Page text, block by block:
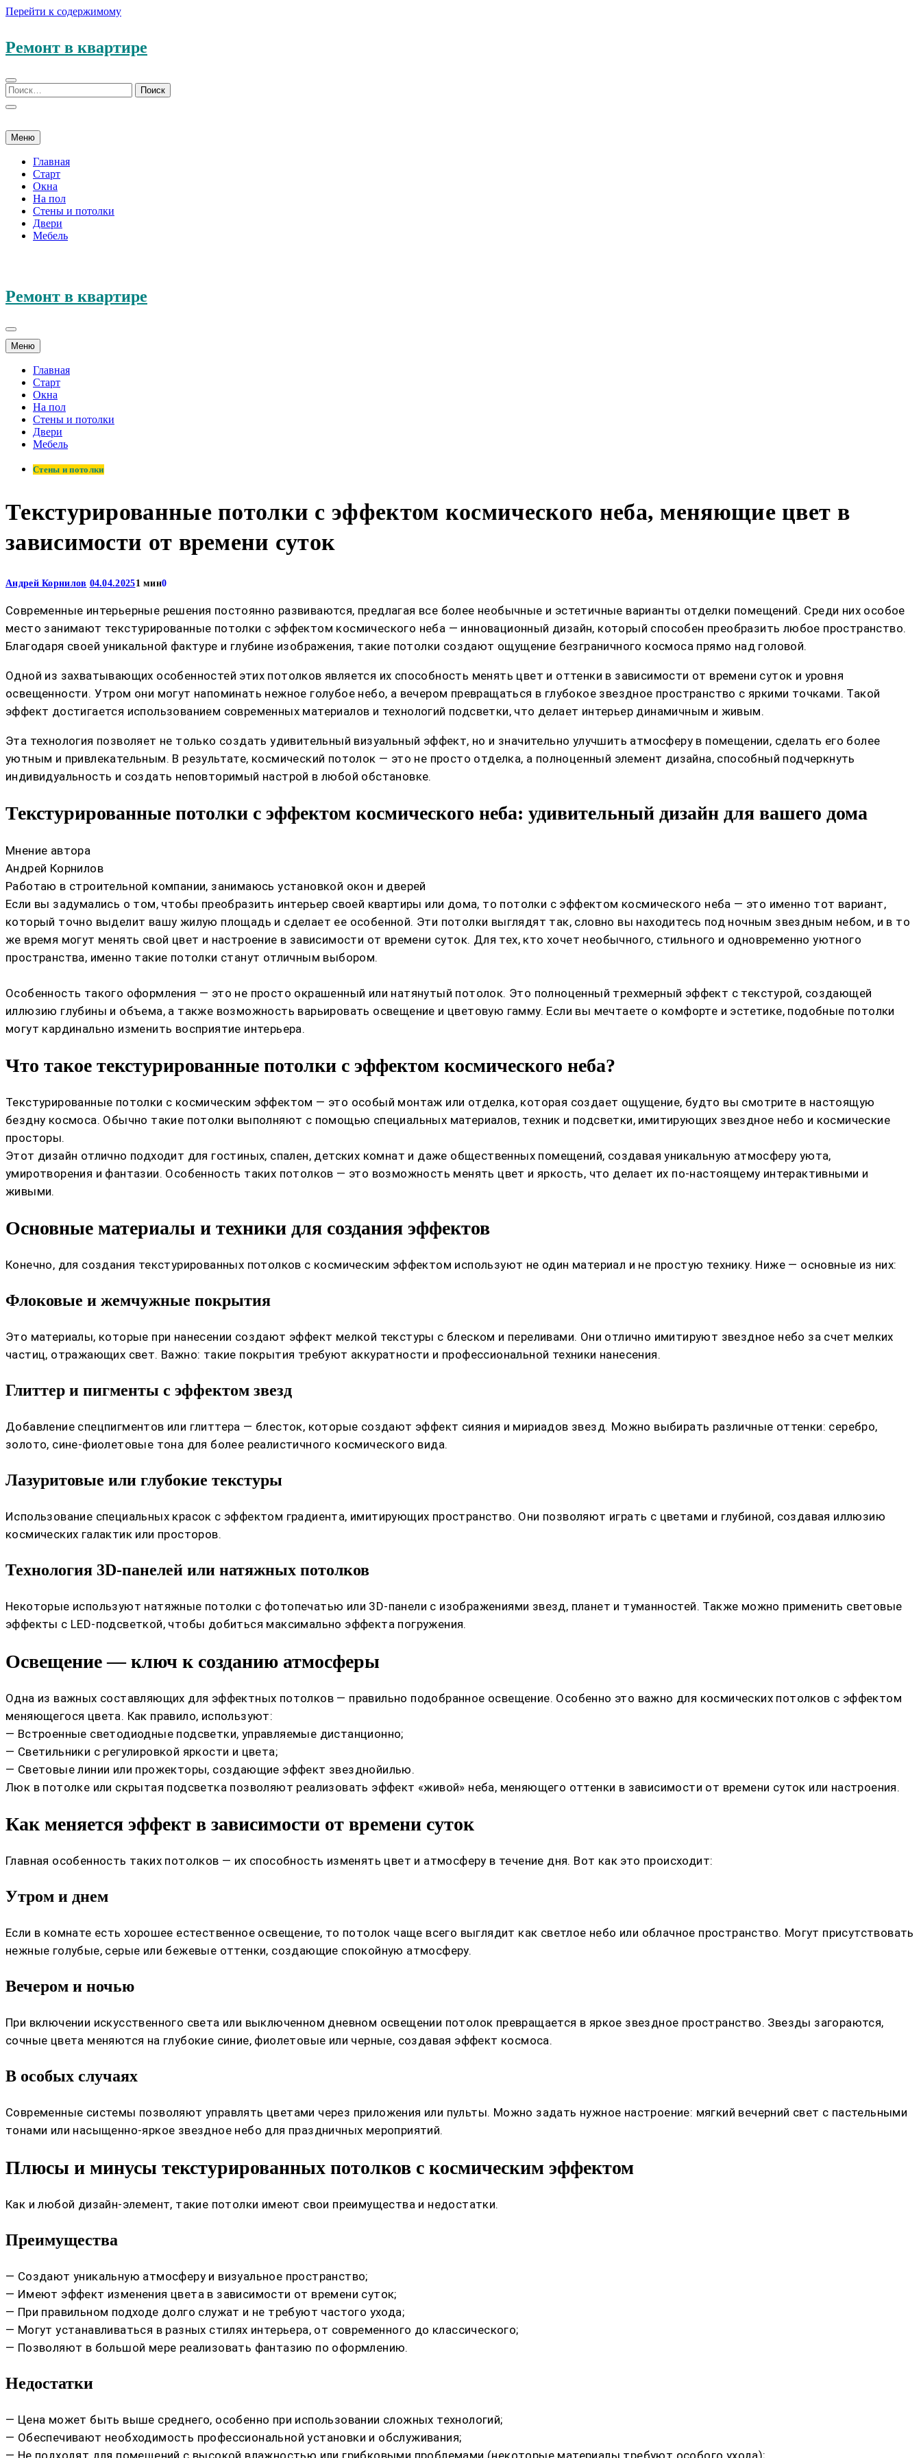
Перейти к содержимому
Ремонт в квартире
Меню
Главная
Старт
Окна
На пол
Стены и потолки
Двери
Мебель
Ремонт в квартире
Меню
Главная
Старт
Окна
На пол
Стены и потолки
Двери
Мебель
Стены и потолки
Текстурированные потолки с эффектом космического неба, меняющие цвет в
зависимости от времени суток
Андрей Корнилов 04.04.20251 мин0
Современные интерьерные решения постоянно развиваются, предлагая все более необычные и эстетичные варианты отделки помещений. Среди них особое
место занимают текстурированные потолки с эффектом космического неба — инновационный дизайн, который способен преобразить любое пространство.
Благодаря своей уникальной фактуре и глубине изображения, такие потолки создают ощущение безграничного космоса прямо над головой.
Одной из захватывающих особенностей этих потолков является их способность менять цвет и оттенки в зависимости от времени суток и уровня
освещенности. Утром они могут напоминать нежное голубое небо, а вечером превращаться в глубокое звездное пространство с яркими точками. Такой
эффект достигается использованием современных материалов и технологий подсветки, что делает интерьер динамичным и живым.
Эта технология позволяет не только создать удивительный визуальный эффект, но и значительно улучшить атмосферу в помещении, сделать его более
уютным и привлекательным. В результате, космический потолок — это не просто отделка, а полноценный элемент дизайна, способный подчеркнуть
индивидуальность и создать неповторимый настрой в любой обстановке.
Текстурированные потолки с эффектом космического неба: удивительный дизайн для вашего дома
Мнение автора
Андрей Корнилов
Работаю в строительной компании, занимаюсь установкой окон и дверей
Если вы задумались о том, чтобы преобразить интерьер своей квартиры или дома, то потолки с эффектом космического неба — это именно тот вариант,
который точно выделит вашу жилую площадь и сделает ее особенной. Эти потолки выглядят так, словно вы находитесь под ночным звездным небом, и в то
же время могут менять свой цвет и настроение в зависимости от времени суток. Для тех, кто хочет необычного, стильного и одновременно уютного
пространства, именно такие потолки станут отличным выбором.
Особенность такого оформления — это не просто окрашенный или натянутый потолок. Это полноценный трехмерный эффект с текстурой, создающей
иллюзию глубины и объема, а также возможность варьировать освещение и цветовую гамму. Если вы мечтаете о комфорте и эстетике, подобные потолки
могут кардинально изменить восприятие интерьера.
Что такое текстурированные потолки с эффектом космического неба?
Текстурированные потолки с космическим эффектом — это особый монтаж или отделка, которая создает ощущение, будто вы смотрите в настоящую
бездну космоса. Обычно такие потолки выполняют с помощью специальных материалов, техник и подсветки, имитирующих звездное небо и космические
просторы.
Этот дизайн отлично подходит для гостиных, спален, детских комнат и даже общественных помещений, создавая уникальную атмосферу уюта,
умиротворения и фантазии. Особенность таких потолков — это возможность менять цвет и яркость, что делает их по-настоящему интерактивными и
живыми.
Основные материалы и техники для создания эффектов
Конечно, для создания текстурированных потолков с космическим эффектом используют не один материал и не простую технику. Ниже — основные из них:
Флоковые и жемчужные покрытия
Это материалы, которые при нанесении создают эффект мелкой текстуры с блеском и переливами. Они отлично имитируют звездное небо за счет мелких
частиц, отражающих свет. Важно: такие покрытия требуют аккуратности и профессиональной техники нанесения.
Глиттер и пигменты с эффектом звезд
Добавление спецпигментов или глиттера — блесток, которые создают эффект сияния и мириадов звезд. Можно выбирать различные оттенки: серебро,
золото, сине-фиолетовые тона для более реалистичного космического вида.
Лазуритовые или глубокие текстуры
Использование специальных красок с эффектом градиента, имитирующих пространство. Они позволяют играть с цветами и глубиной, создавая иллюзию
космических галактик или просторов.
Технология 3D-панелей или натяжных потолков
Некоторые используют натяжные потолки с фотопечатью или 3D-панели с изображениями звезд, планет и туманностей. Также можно применить световые
эффекты с LED-подсветкой, чтобы добиться максимально эффекта погружения.
Освещение — ключ к созданию атмосферы
Одна из важных составляющих для эффектных потолков — правильно подобранное освещение. Особенно это важно для космических потолков с эффектом
меняющегося цвета. Как правило, используют:
— Встроенные светодиодные подсветки, управляемые дистанционно;
— Светильники с регулировкой яркости и цвета;
— Световые линии или прожекторы, создающие эффект звезднойилью.
Люк в потолке или скрытая подсветка позволяют реализовать эффект «живой» неба, меняющего оттенки в зависимости от времени суток или настроения.
Как меняется эффект в зависимости от времени суток
Главная особенность таких потолков — их способность изменять цвет и атмосферу в течение дня. Вот как это происходит:
Утром и днем
Если в комнате есть хорошее естественное освещение, то потолок чаще всего выглядит как светлое небо или облачное пространство. Могут присутствовать
нежные голубые, серые или бежевые оттенки, создающие спокойную атмосферу.
Вечером и ночью
При включении искусственного света или выключенном дневном освещении потолок превращается в яркое звездное пространство. Звезды загораются,
сочные цвета меняются на глубокие синие, фиолетовые или черные, создавая эффект космоса.
В особых случаях
Современные системы позволяют управлять цветами через приложения или пульты. Можно задать нужное настроение: мягкий вечерний свет с пастельными
тонами или насыщенно-яркое звездное небо для праздничных мероприятий.
Плюсы и минусы текстурированных потолков с космическим эффектом
Как и любой дизайн-элемент, такие потолки имеют свои преимущества и недостатки.
Преимущества
— Создают уникальную атмосферу и визуальное пространство;
— Имеют эффект изменения цвета в зависимости от времени суток;
— При правильном подходе долго служат и не требуют частого ухода;
— Могут устанавливаться в разных стилях интерьера, от современного до классического;
— Позволяют в большой мере реализовать фантазию по оформлению.
Недостатки
— Цена может быть выше среднего, особенно при использовании сложных технологий;
— Обеспечивают необходимость профессиональной установки и обслуживания;
— Не подходят для помещений с высокой влажностью или грибковыми проблемами (некоторые материалы требуют особого ухода);